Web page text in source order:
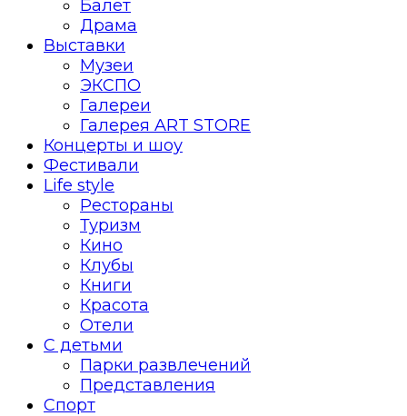
Балет
Драма
Выставки
Музеи
ЭКСПО
Галереи
Галерея ART STORE
Концерты и шоу
Фестивали
Life style
Рестораны
Туризм
Кино
Клубы
Книги
Красота
Отели
С детьми
Парки развлечений
Представления
Спорт